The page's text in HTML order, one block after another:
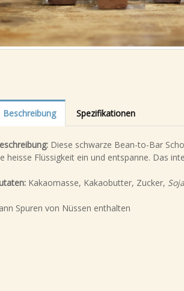
Beschreibung Spezifikationen
Diese schwarze Bean-to-Bar
heisse Flüssigkeit ein und entspanne. Das
Kakaomasse, Kakaobutter, Zucker,
Spuren von Nüssen enthalten